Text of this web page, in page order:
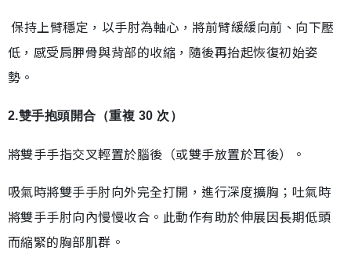
保持上臂穩定，以手肘為軸心，將前臂緩緩向前、向下壓
低，感受肩胛骨與背部的收縮，隨後再抬起恢復初始姿
勢。
2.雙手抱頭開合（重複 30 次）
將雙手手指交叉輕置於腦後（或雙手放置於耳後）。
吸氣時將雙手手肘向外完全打開，進行深度擴胸；吐氣時
將雙手手肘向內慢慢收合。此動作有助於伸展因長期低頭
而縮緊的胸部肌群。